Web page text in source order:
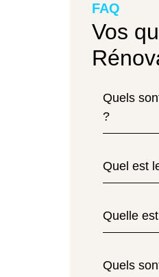
FAQ
Vos
Quels
?
Quel est
Quelle
Quels